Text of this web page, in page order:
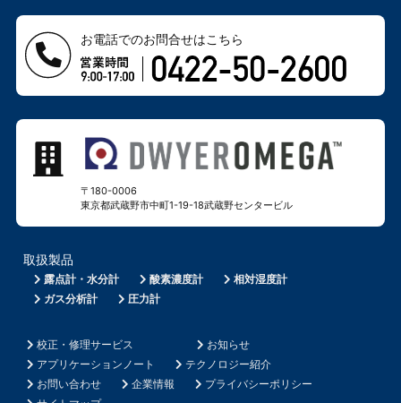
お電話でのお問合せはこちら
〒180-0006
東京都武蔵野市中町1-19-18武蔵野センタービル
取扱製品
露点計・水分計 酸素濃度計
相対湿度計
ガス分析計
圧力計
校正・修理サービス
お知らせ
アプリケーションノート
テクノロジー紹介
お問い合わせ
企業情報
プライバシーポリシー